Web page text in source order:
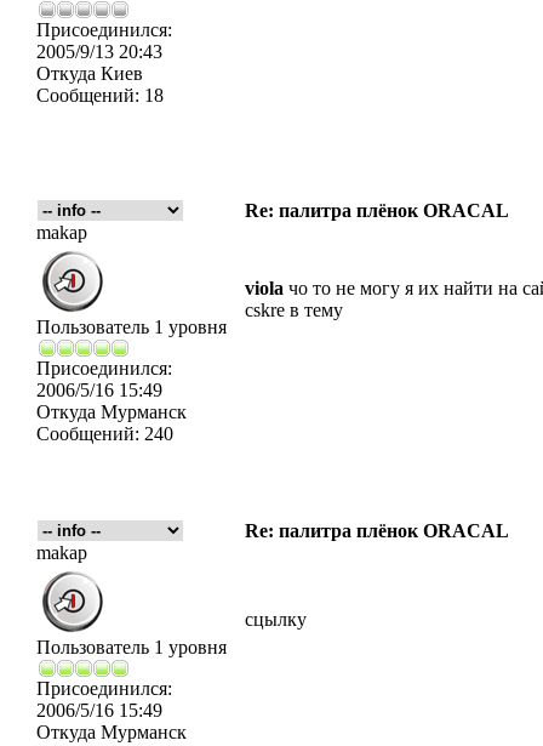
Присоединился:
2005/9/13 20:43
Откуда Киев
Сообщений: 18
Re: палитра плёнок ORACAL
makap
Пользователь 1 уровня
Присоединился:
2006/5/16 15:49
Откуда Мурманск
Сообщений: 240
viola чо то не могу я их найти на
cskre в тему
Re: палитра плёнок ORACAL
makap
Пользователь 1 уровня
Присоединился:
2006/5/16 15:49
Откуда Мурманск
сцылку